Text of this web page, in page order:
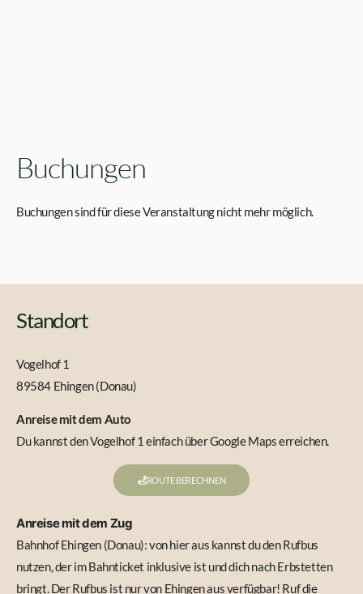
Buchungen
Buchungen sind für diese Veranstaltung nicht mehr möglich.
Standort
Vogelhof 1
89584 Ehingen (Donau)
Anreise mit dem Auto
Du kannst den Vogelhof 1 einfach über Google Maps erreichen.
ROUTE BERECHNEN
Anreise mit dem Zug
Bahnhof Ehingen (Donau): von hier aus kannst du den Rufbus
nutzen, der im Bahnticket inklusive ist und dich nach Erbstetten
bringt. Der Rufbus ist nur von Ehingen aus verfügbar! Ruf die